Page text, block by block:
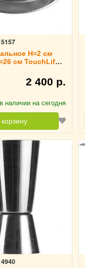
H=2 см
см TouchLife,
2 400 р.
наличии на сегодня